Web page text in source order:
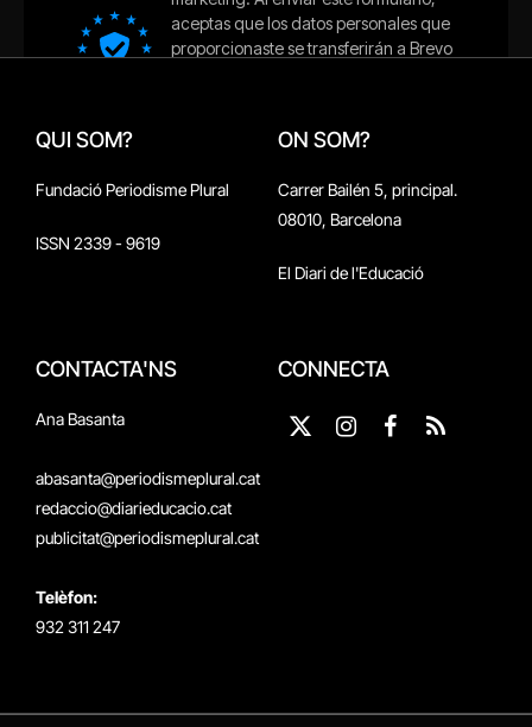
QUI SOM?
Fundació Periodisme Plural
ISSN 2339 - 9619
ON SOM?
Carrer Bailén 5, principal.
08010, Barcelona
El Diari de l'Educació
CONTACTA'NS
Ana Basanta
abasanta@periodismeplural.cat
redaccio@diarieducacio.cat
publicitat@periodismeplural.cat
Telèfon:
932 311 247
CONNECTA
X
Instagram
Facebook
RSS